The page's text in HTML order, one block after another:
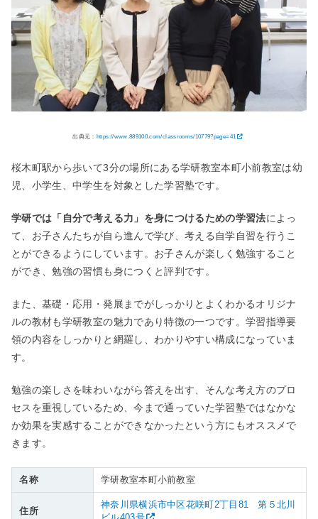
出典元： https://www.889100.com/classrooms/10779?page=41
桜木町駅から歩いて3分の場所にある学研教室本町小前教室は幼
児、小学生、中学生を対象とした学習塾です。
学研では「自分で考える力」を身につけるための学習法によっ
て、お子さんたちが自ら進んで学び、考える自学自習を行うこ
とができるようにしています。お子さんが楽しく勉強すること
ができ、勉強の習慣も身につくと評判です。
また、基礎・応用・発展までがしっかりとよくわかるオリジナ
ルの教材も学研教室の魅力であり特徴の一つです。学習指導要
領の内容をしっかりと網羅し、わかりやすい構成になっていま
す。
勉強の楽しさを味わいながら答えを出す、そんな考え方のプロ
セスを重視しているため、今まで通っていた学習塾ではなかな
か効果を実感することができなかったという方にもオススメで
きます。
名称 学研教室本町小前教室
住所
神奈川県横浜市中区花咲町2丁目81 第５北川